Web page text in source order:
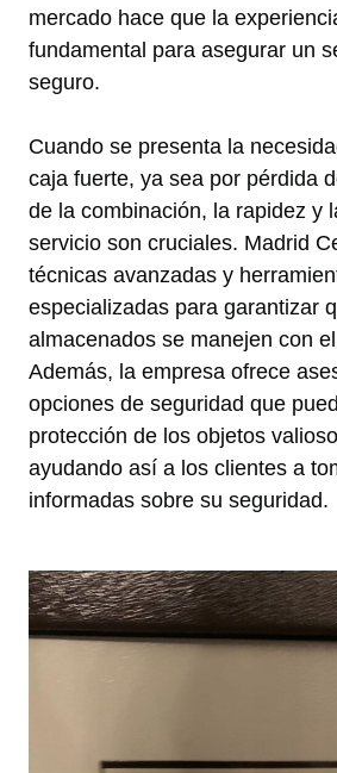
mercado hace que la
fundamental para asegurar un
seguro.
Cuando se presenta la
caja fuerte, ya sea por pérdida
de la combinación, la rapidez y
servicio son cruciales. Madrid
técnicas avanzadas y
especializadas para garantizar
almacenados se manejen con
Además, la empresa ofrece
opciones de seguridad que
protección de los objetos
ayudando así a los clientes a
informadas sobre su seguridad.